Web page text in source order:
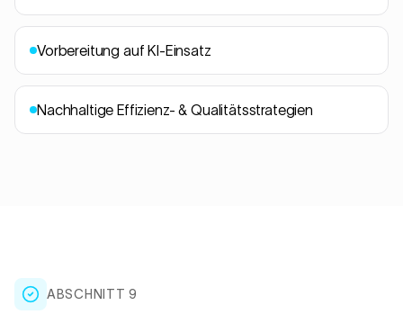
Vorbereitung auf KI-Einsatz
Nachhaltige Effizienz- & Qualitätsstrategien
ABSCHNITT 9